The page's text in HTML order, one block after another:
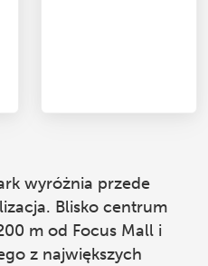
wyróżnia przede
Blisko centrum
m od Focus Mall i
z największych